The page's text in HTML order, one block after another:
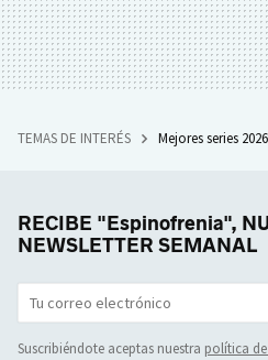
TEMAS DE INTERÉS Mejores series 2026
RECIBE "Espinofrenia",
NEWSLETTER SEMANAL
Suscribiéndote aceptas nuestra política